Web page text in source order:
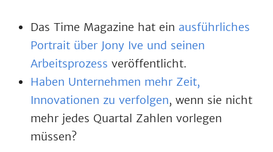
Das Time Magazine hat ein ausführliches
Portrait über Jony Ive und seinen
Arbeitsprozess veröffentlicht.
Haben Unternehmen mehr Zeit,
Innovationen zu verfolgen, wenn sie nicht
mehr jedes Quartal Zahlen vorlegen
müssen?